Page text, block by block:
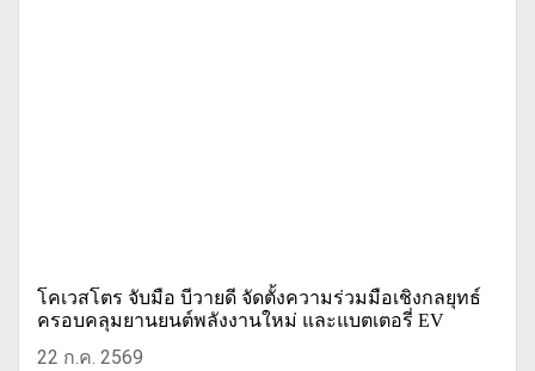
โคเวสโตร จับมือ บีวายดี จัดตั้งความร่วมมือเชิงกลยุทธ์
ครอบคลุมยานยนต์พลังงานใหม่ และแบตเตอรี่ EV
22 ก.ค. 2569